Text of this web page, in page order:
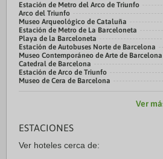
Estación de Metro del Arco de Triunfo
Arco del Triunfo
Museo Arqueológico de Cataluña
Estación de Metro de La Barceloneta
Playa de la Barceloneta
Estación de Autobuses Norte de Barcelona
Museo Contemporáneo de Arte de Barcelona
Catedral de Barcelona
Estación de Arco de Triunfo
Museo de Cera de Barcelona
Ver
ESTACIONES
Ver hoteles cerca de: